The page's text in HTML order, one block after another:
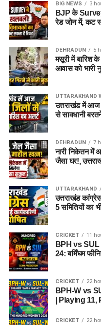
BIG NEWS 3
BJP के
रेड जोन में, कट
DEHRADUN 5
मसूरी में बारिश के
आवास को भारी
UTTARAKHAND
उत्तराखंड में आज
से सावधानी
DEHRADUN 7
नारी निकेतन में
जैसा घर!,
UTTARAKHAND
उत्तराखंड
5 समितियों का
CRICKET 11
BPH vs
24: बर्मिंघम
CRICKET 22
BPH-W vs
| Playing
CRICKET 22